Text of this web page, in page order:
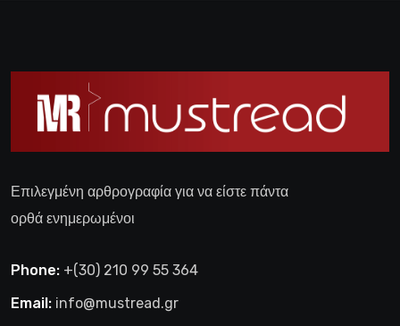
Επιλεγμένη αρθρογραφία για να είστε πάντα
ορθά ενημερωμένοι
Phone: +(30) 210 99 55 364
Email: info@mustread.gr